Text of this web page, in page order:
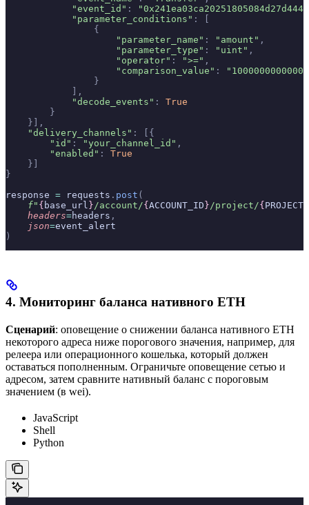
            "event_id"
:
            "parameter_conditions"
:
                {
                    "parameter_name"
: "amount" ,
                    "parameter_type"
: "uint" ,
                    "operator"
: ">=" ,
                    "comparison_value"
:
                }
            ],
            "decode_events"
:
True
        }
    }],
    "delivery_channels"
:
[{
        "id"
: "your_channel_id" ,
        "enabled"
:
True
    }]
}
response = requests . post (
    f
" { base_url }/account/{ ACCOUNT_ID }/project/{
    headers
=headers ,
    json
=event_alert
)
4. Мониторинг баланса нативного ETH
Сценарий: оповещение о снижении баланса нативного ETH
некоторого адреса ниже порогового значения, например, для
релеера или операционного кошелька, который должен
оставаться пополненным. Ограничьте оповещение сетью и
адресом, затем сравните нативный баланс с пороговым
значением (в wei).
JavaScript
Shell
Python